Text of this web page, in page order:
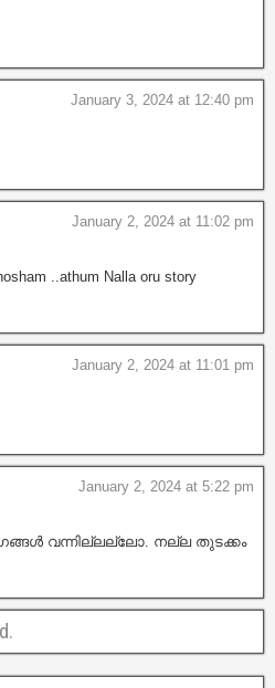
January 3, 2024 at 12:40 pm
January 2, 2024 at 11:02 pm
..athum Nalla oru story
January 2, 2024 at 11:01 pm
January 2, 2024 at 5:22 pm
വന്നില്ലല്ലോ. നല്ല തുടക്കം